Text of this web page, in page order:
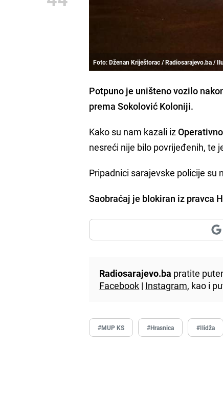
Foto: Dženan Kriještorac / Radiosarajevo.ba /
Potpuno je uništeno vozilo
prema Sokolović Koloniji.
Kako su nam kazali iz
nesreći nije bilo povrijeđenih, te
Pripadnici sarajevske policije su
Saobraćaj je blokiran iz pravca
Radiosarajevo.ba pratite
Facebook | Instagram, kao i
#MUP KS #Hrasnica #Ilidža